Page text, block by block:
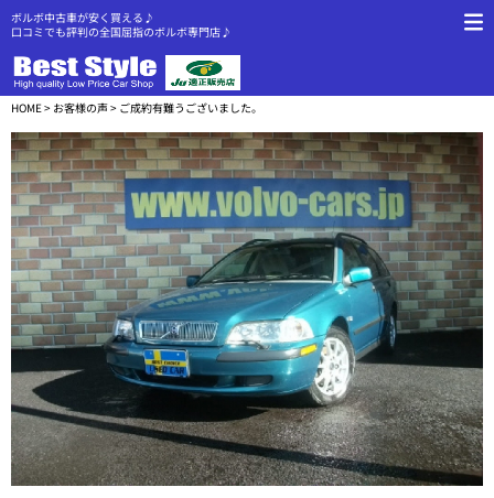
ボルボ中古車が安く買える♪
口コミでも評判の全国屈指のボルボ専門店♪
HOME> お客様の声> ご成約有難うございました。